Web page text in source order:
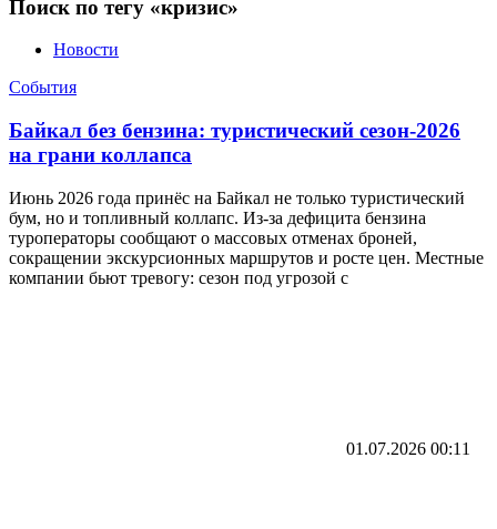
Поиск по тегу «кризис»
Новости
События
Байкал без бензина: туристический сезон-2026
на грани коллапса
Июнь 2026 года принёс на Байкал не только туристический
бум, но и топливный коллапс. Из-за дефицита бензина
туроператоры сообщают о массовых отменах броней,
сокращении экскурсионных маршрутов и росте цен. Местные
компании бьют тревогу: сезон под угрозой с
01.07.2026 00:11